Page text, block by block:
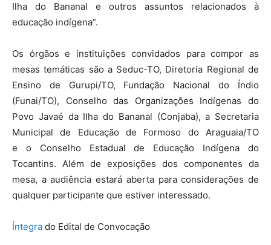
Ilha do Bananal e outros assuntos relacionados à
educação indígena”.
Os órgãos e instituições convidados para compor as
mesas temáticas são a Seduc-TO, Diretoria Regional de
Ensino de Gurupi/TO, Fundação Nacional do Índio
(Funai/TO), Conselho das Organizações Indígenas do
Povo Javaé da Ilha do Bananal (Conjaba), a Secretaria
Municipal de Educação de Formoso do Araguaia/TO
e o Conselho Estadual de Educação Indígena do
Tocantins. Além de exposições dos componentes da
mesa, a audiência estará aberta para considerações de
qualquer participante que estiver interessado.
Íntegra do Edital de Convocação